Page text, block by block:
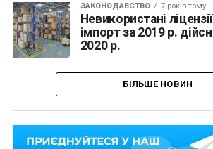
ЗАКОНОДАВСТВО 7 років тому
Невикористані
імпорт за 2019 р.
2020 р.
БІЛЬШЕ НОВИН